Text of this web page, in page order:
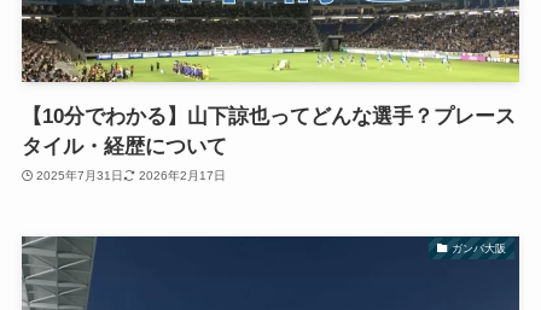
【10分でわかる】山下諒也ってどんな選手？プレース
タイル・経歴について
2025年7月31日 2026年2月17日
ガンバ大阪